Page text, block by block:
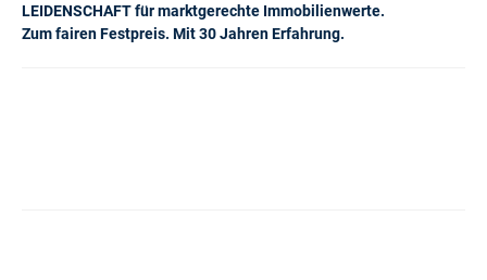
LEIDENSCHAFT für marktgerechte Immobilienwerte.
Zum fairen Festpreis. Mit 30 Jahren Erfahrung.